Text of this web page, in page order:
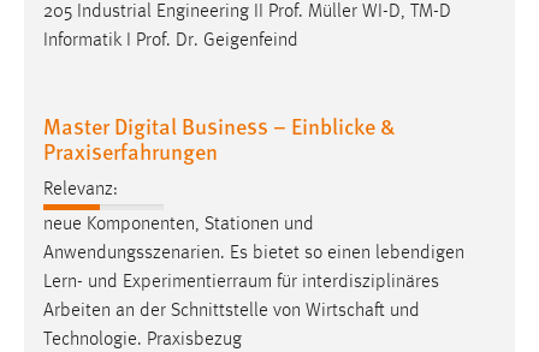
205 Industrial Engineering II Prof. Müller WI-D, TM-D
Informatik I Prof. Dr. Geigenfeind
Master Digital Business – Einblicke &
Praxiserfahrungen
Relevanz:
neue Komponenten, Stationen und
Anwendungsszenarien. Es bietet so einen lebendigen
Lern- und Experimentierraum für interdisziplinäres
Arbeiten an der Schnittstelle von Wirtschaft und
Technologie. Praxisbezug
fe_user, be_user, be_lastLoginProvider
Zweck:
Dieser Cookie ist notwendig um sich an der Website
einloggen zu können.
Cookie Laufzeit:
24 Stunden